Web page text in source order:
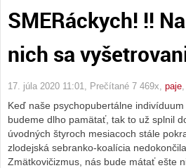
SMERáckych! !!
nich sa
17. júla 2020 11:01 , Prečítané 7 469x, paje
Keď naše psychopubertálne
budeme dlho pamätať, tak to už splnil
úvodných štyroch mesiacoch stále
zlodejská sebranko-koalícia
Zmätkovičizmus, nás bude mátať ešte